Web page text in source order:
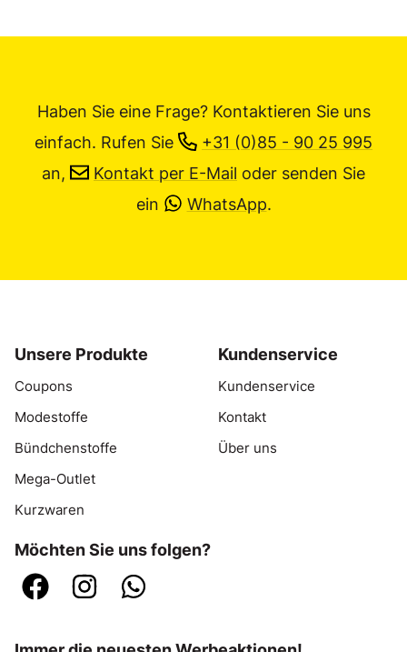
Haben Sie eine Frage? Kontaktieren Sie uns
einfach. Rufen Sie
+31 (0)85 - 90 25 995
an,
Kontakt per E-Mail oder senden Sie
ein
WhatsApp.
Unsere Produkte
Coupons
Modestoffe
Bündchenstoffe
Mega-Outlet
Kurzwaren
Kundenservice
Kundenservice
Kontakt
Über uns
Möchten Sie uns folgen?